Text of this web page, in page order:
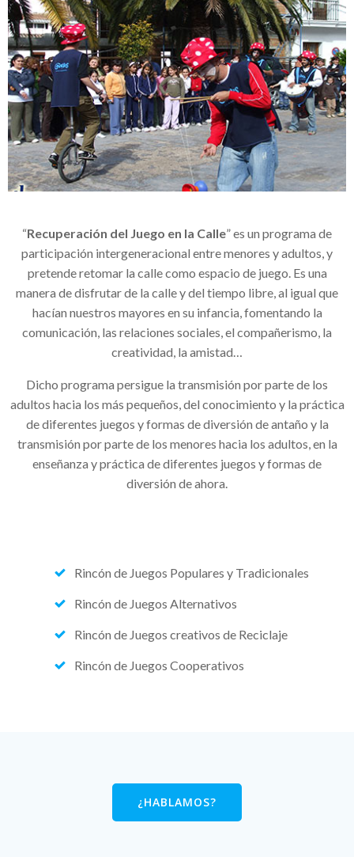
“Recuperación del Juego en la Calle” es un programa de
participación intergeneracional entre menores y adultos, y
pretende retomar la calle como espacio de juego. Es una
manera de disfrutar de la calle y del tiempo libre, al igual que
hacían nuestros mayores en su infancia, fomentando la
comunicación, las relaciones sociales, el compañerismo, la
creatividad, la amistad…
Dicho programa persigue la transmisión por parte de los
adultos hacia los más pequeños, del conocimiento y la práctica
de diferentes juegos y formas de diversión de antaño y la
transmisión por parte de los menores hacia los adultos, en la
enseñanza y práctica de diferentes juegos y formas de
diversión de ahora.
Rincón de Juegos Populares y Tradicionales
Rincón de Juegos Alternativos
Rincón de Juegos creativos de Reciclaje
Rincón de Juegos Cooperativos
¿HABLAMOS?